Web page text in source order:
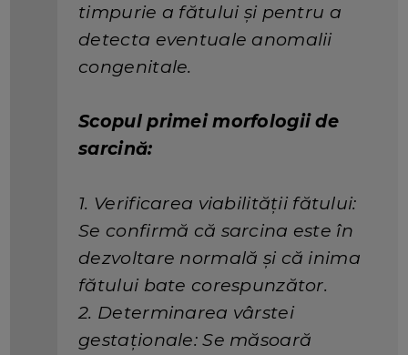
timpurie a fătului și pentru a
detecta eventuale anomalii
congenitale.
Scopul primei morfologii de
sarcină:
1. Verificarea viabilității fătului:
Se confirmă că sarcina este în
dezvoltare normală și că inima
fătului bate corespunzător.
2. Determinarea vârstei
gestaționale: Se măsoară